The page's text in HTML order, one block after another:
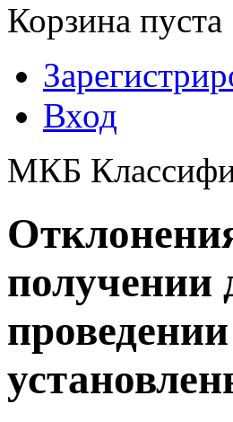
Корзина пуста
Вход
МКБ
получении